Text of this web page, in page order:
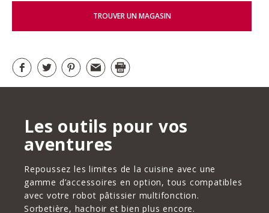
TROUVER UN MAGASIN
Les outils pour vos
aventures
Repoussez les limites de la cuisine avec une
gamme d’accessoires en option, tous compatibles
avec votre robot pâtissier multifonction.
Sorbetière, hachoir et bien plus encore.